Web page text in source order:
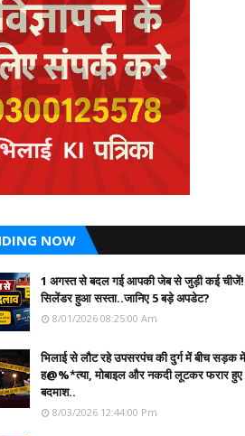
NOW
1 अगस्त से बदल गई आपकी जेब से जुड़ी कई चीजें!
सिलेंडर हुआ सस्ता..जानिए 5 बड़े अपडेट?
8/01/2026 08:25:00 Am
भिलाई से लौट रहे उपसरपंच की दुर्ग में बीच सड़क में
ह@%*त्या, मोबाइल और नकदी लूटकर फरार हुए
बदमाश..
8/03/2026 12:44:00 Pm